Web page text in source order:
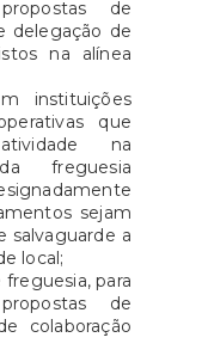
de
delegação de
na alínea
instituições
que
na
freguesia
sejam
salvaguarde a
local;
para
de
colaboração